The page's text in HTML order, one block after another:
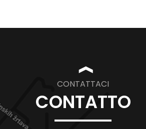
❱
CONTATTACI
CONTATTO